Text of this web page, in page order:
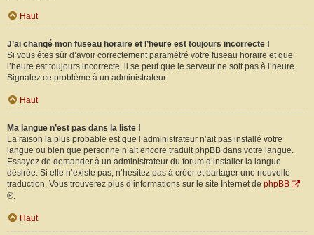
Haut
J’ai changé mon fuseau horaire et l’heure est toujours incorrecte !
Si vous êtes sûr d’avoir correctement paramétré votre fuseau horaire et que
l’heure est toujours incorrecte, il se peut que le serveur ne soit pas à l’heure.
Signalez ce problème à un administrateur.
Haut
Ma langue n’est pas dans la liste !
La raison la plus probable est que l’administrateur n’ait pas installé votre
langue ou bien que personne n’ait encore traduit phpBB dans votre langue.
Essayez de demander à un administrateur du forum d’installer la langue
désirée. Si elle n’existe pas, n’hésitez pas à créer et partager une nouvelle
traduction. Vous trouverez plus d’informations sur le site Internet de phpBB
®.
Haut